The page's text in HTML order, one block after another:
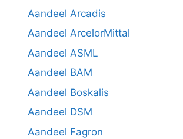
Aandeel Arcadis
Aandeel ArcelorMittal
Aandeel ASML
Aandeel BAM
Aandeel Boskalis
Aandeel DSM
Aandeel Fagron